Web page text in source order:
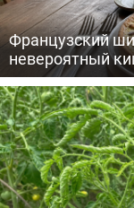
Французский
невероятный